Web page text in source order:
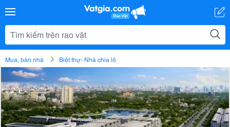
Mua, bán nhà Biệt thự- Nhà chia lô